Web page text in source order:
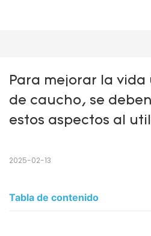
Para mejorar la vida
de caucho, se
estos aspectos al
2025-02-13
Tabla de contenido